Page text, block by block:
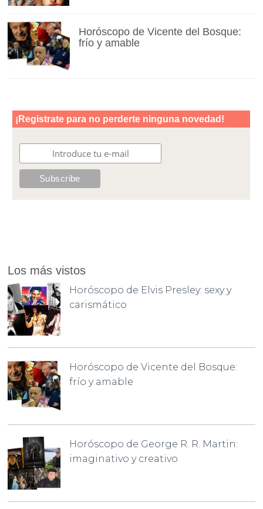
Horóscopo de Vicente del Bosque:
frío y amable
Los más vistos
Horóscopo de Elvis Presley: sexy y
carismático
Horóscopo de Vicente del Bosque:
frío y amable
Horóscopo de George R. R. Martin:
imaginativo y creativo